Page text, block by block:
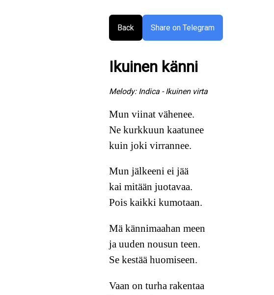
Back Share on Telegram
Ikuinen känni
Melody: Indica - Ikuinen virta
Mun viinat vähenee.
Ne kurkkuun kaatunee
kuin joki virrannee.
Mun jälkeeni ei jää
kai mitään juotavaa.
Pois kaikki kumotaan.
Mä kännimaahan meen
ja uuden nousun teen.
Se kestää huomiseen.
Vaan on turha rakentaa